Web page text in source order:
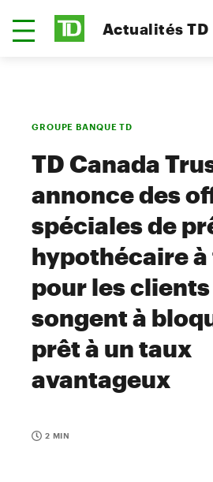
Actualités TD
GROUPE BANQUE TD
TD Canada
annonce des
spéciales de
hypothécaire
pour les
songent à
prêt à un taux
avantageux
2 MIN